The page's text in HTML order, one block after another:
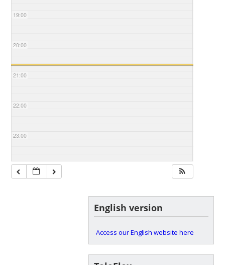
19:00
20:00
21:00
22:00
23:00
English version
Access our English website here